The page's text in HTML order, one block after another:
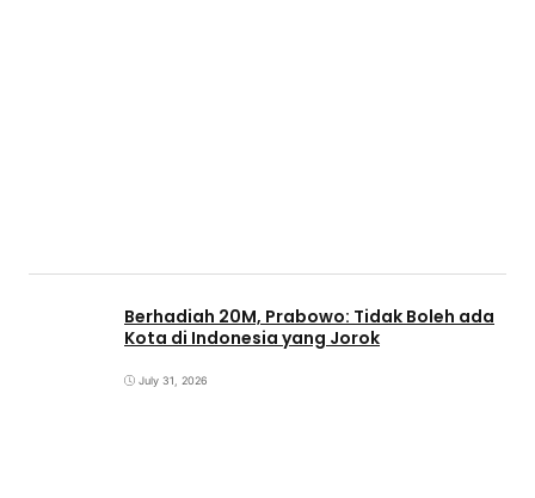
Berhadiah 20M, Prabowo: Tidak Boleh ada
Kota di Indonesia yang Jorok
July 31, 2026